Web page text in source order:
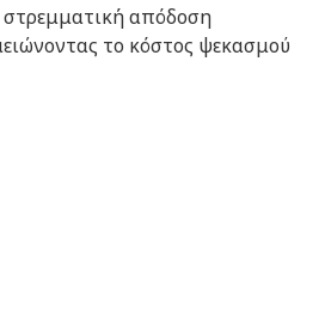
απόδοση
το κόστος ψεκασμού